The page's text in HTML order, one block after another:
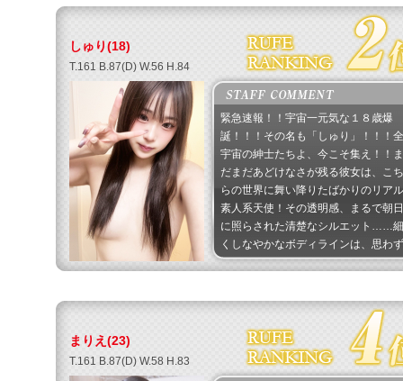
しゅり(18)
T.161 B.87(D) W.56 H.84
緊急速報！！宇宙一元気な１８歳爆
誕！！！その名も「しゅり」！！！全
宇宙の紳士たちよ、今こそ集え！！ま
だまだあどけなさが残る彼女は、こち
らの世界に舞い降りたばかりのリアル
素人系天使！その透明感、まるで朝日
に照らされた清楚なシルエット……細
くしなやかなボディラインは、思わず
二度見三度見必至の刺激的オーラを放
がとにかくヤバい！！どこまでも尽く
すドМ魂がもう爆発寸前！！！「お
の喜ぶ顔が見たいんです…♡」と、恥
じらいながらも、ギリギリの攻めに全
身全霊で挑む姿はまるでプロレスラー
まりえ(23)
T.161 B.87(D) W.58 H.83